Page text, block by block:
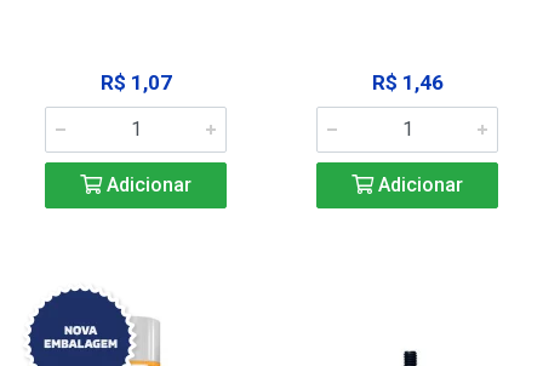
R$ 1,07
Adicionar
R$ 1,46
Adicionar